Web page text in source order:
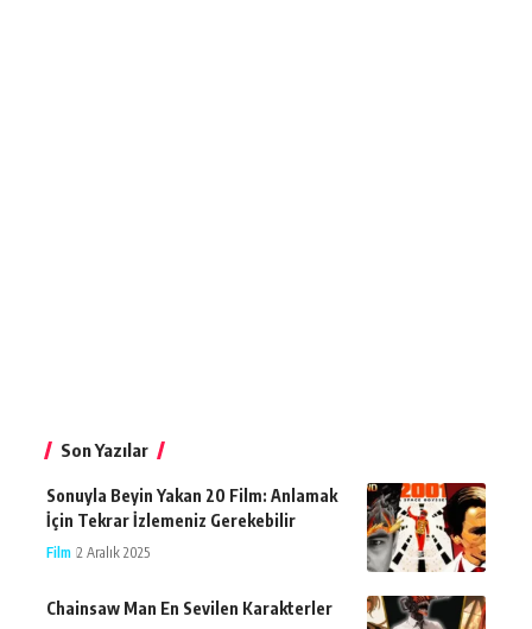
Son Yazılar
Sonuyla Beyin Yakan 20 Film: Anlamak
İçin Tekrar İzlemeniz Gerekebilir
Film 2 Aralık 2025
Chainsaw Man En Sevilen Karakterler